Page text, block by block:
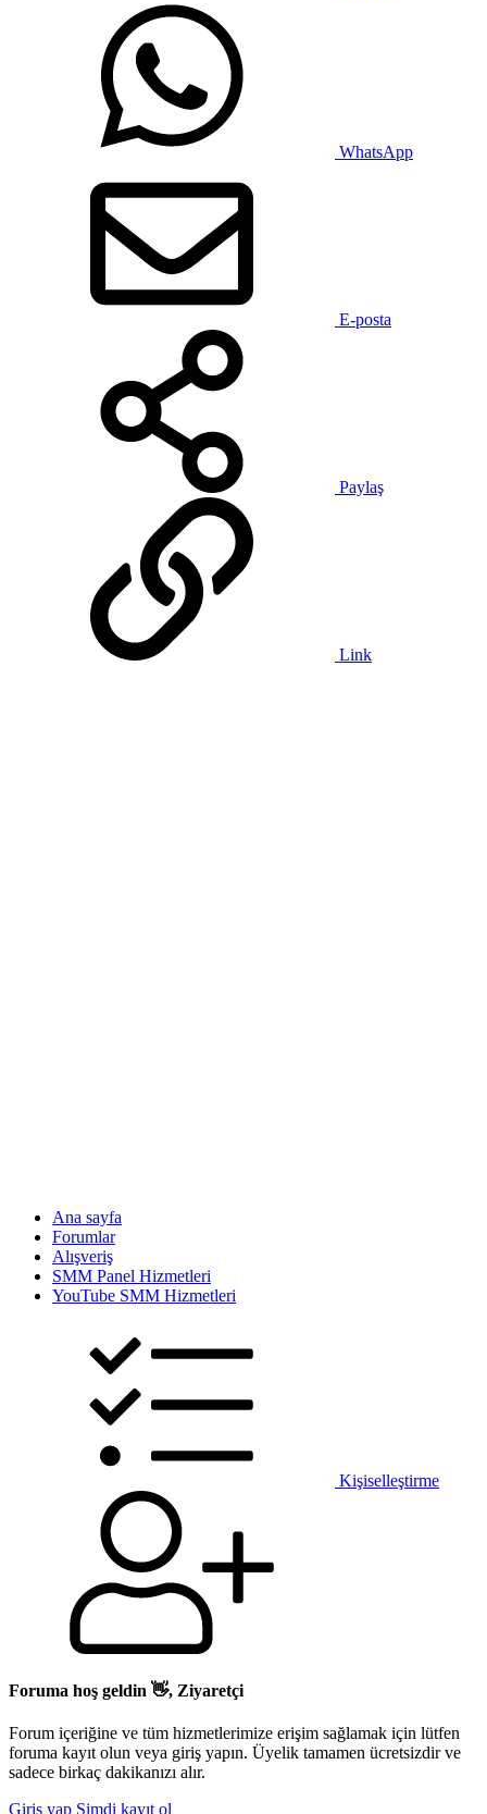
WhatsApp
E-posta
Paylaş
Link
Ana sayfa
Forumlar
Alışveriş
SMM Panel Hizmetleri
YouTube SMM Hizmetleri
Kişiselleştirme
Foruma hoş geldin 👋, Ziyaretçi
Forum içeriğine ve tüm hizmetlerimize erişim sağlamak için lütfen
foruma kayıt olun veya giriş yapın. Üyelik tamamen ücretsizdir ve
sadece birkaç dakikanızı alır.
Giriş yap Şimdi kayıt ol